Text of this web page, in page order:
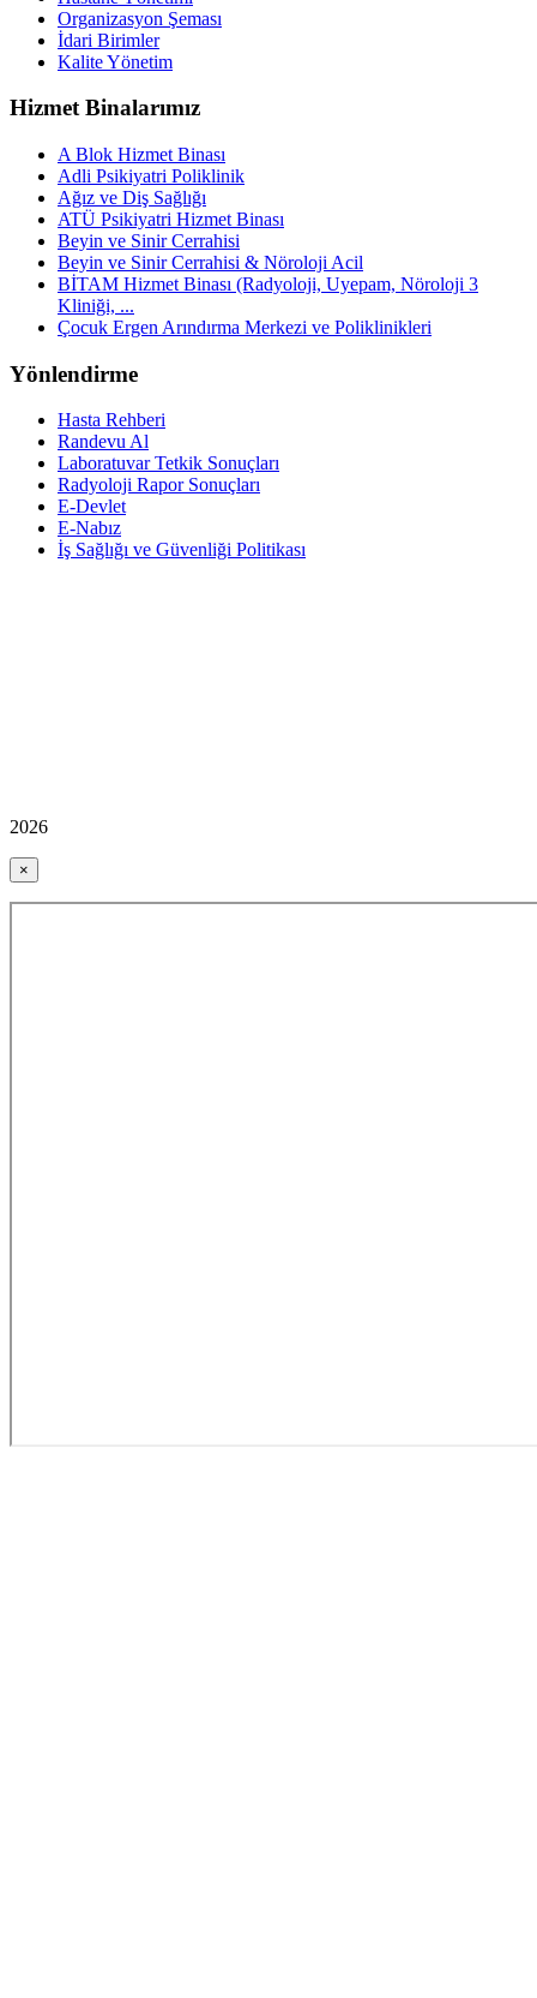
Organizasyon Şeması
İdari Birimler
Kalite Yönetim
Hizmet Binalarımız
A Blok Hizmet Binası
Adli Psikiyatri Poliklinik
Ağız ve Diş Sağlığı
ATÜ Psikiyatri Hizmet Binası
Beyin ve Sinir Cerrahisi
Beyin ve Sinir Cerrahisi & Nöroloji Acil
BİTAM Hizmet Binası (Radyoloji, Uyepam, Nöroloji 3
Kliniği, ...
Çocuk Ergen Arındırma Merkezi ve Poliklinikleri
Yönlendirme
Hasta Rehberi
Randevu Al
Laboratuvar Tetkik Sonuçları
Radyoloji Rapor Sonuçları
E-Devlet
E-Nabız
İş Sağlığı ve Güvenliği Politikası
2026
×